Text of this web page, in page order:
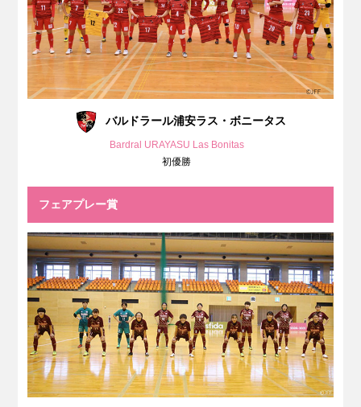
バルドラール浦安ラス・ボニータス
Bardral URAYASU Las Bonitas
初優勝
フェアプレー賞